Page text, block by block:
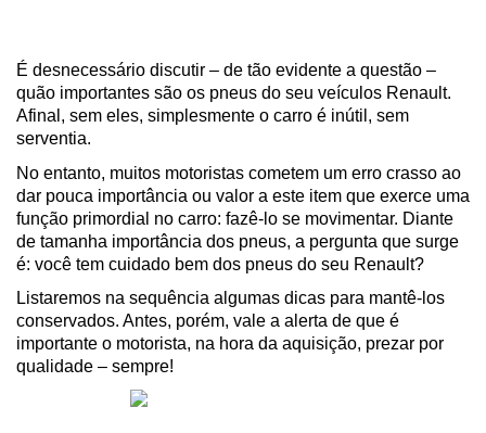
É desnecessário discutir – de tão evidente a questão –
quão importantes são os pneus do seu veículos Renault.
Afinal, sem eles, simplesmente o carro é inútil, sem
serventia.
No entanto, muitos motoristas cometem um erro crasso ao
dar pouca importância ou valor a este item que exerce uma
função primordial no carro: fazê-lo se movimentar. Diante
de tamanha importância dos pneus, a pergunta que surge
é: você tem cuidado bem dos pneus do seu Renault?
Listaremos na sequência algumas dicas para mantê-los
conservados. Antes, porém, vale a alerta de que é
importante o motorista, na hora da aquisição, prezar por
qualidade – sempre!